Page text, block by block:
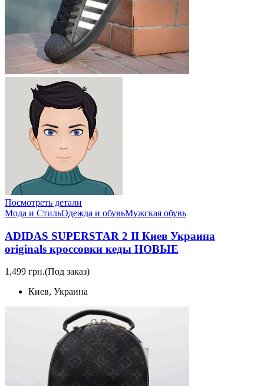
Посмотреть детали
Мода и СтильОдежда и обувьМужская обувь
ADIDAS SUPERSTAR 2 II Киев Украина
originals кроссовки кеды НОВЫЕ
1,499 грн.(Под заказ)
Киев, Украина